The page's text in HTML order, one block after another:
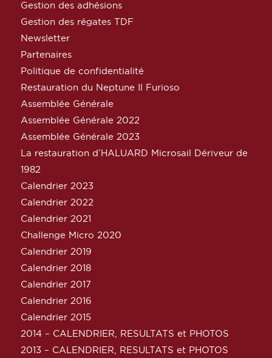
Gestion des adhésions
Gestion des régates TDF
Newsletter
Partenaires
Politique de confidentialité
Restauration du Neptune Il Furioso
Assemblée Générale
Assemblée Générale 2022
Assemblée Générale 2023
La restauration d’HALUARD Microsail Dériveur de
1982
Calendrier 2023
Calendrier 2022
Calendrier 2021
Challenge Micro 2020
Calendrier 2019
Calendrier 2018
Calendrier 2017
Calendrier 2016
Calendrier 2015
2014 – CALENDRIER, RESULTATS et PHOTOS
2013 – CALENDRIER, RESULTATS et PHOTOS